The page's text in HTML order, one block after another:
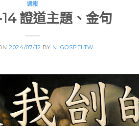
週報
證道主題、金句
2024/07/12 BY NLGOSPELTW